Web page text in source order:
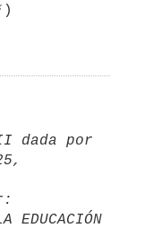
dada por
EDUCACIÓN